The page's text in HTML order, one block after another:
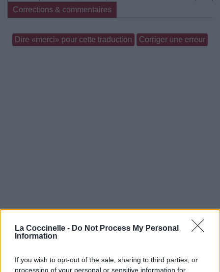
La Coccinelle - Do Not Process My Personal
Information
If you wish to opt-out of the sale, sharing to third parties, or
processing of your personal or sensitive information for
Corrections & commentaires
Dire «merci» pour cette traduction Corriger une erreur